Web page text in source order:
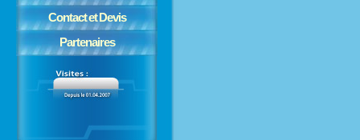
Contact et Devis
Partenaires